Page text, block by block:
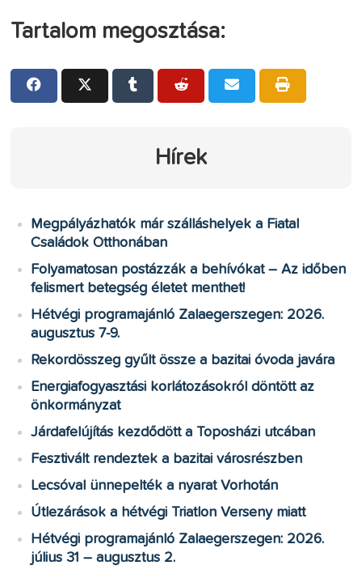
Tartalom megosztása:
Hírek
Megpályázhatók már szálláshelyek a Fiatal
Családok Otthonában
Folyamatosan postázzák a behívókat – Az időben
felismert betegség életet menthet!
Hétvégi programajánló Zalaegerszegen: 2026.
augusztus 7-9.
Rekordösszeg gyűlt össze a bazitai óvoda javára
Energiafogyasztási korlátozásokról döntött az
önkormányzat
Járdafelújítás kezdődött a Toposházi utcában
Fesztivált rendeztek a bazitai városrészben
Lecsóval ünnepelték a nyarat Vorhotán
Útlezárások a hétvégi Triatlon Verseny miatt
Hétvégi programajánló Zalaegerszegen: 2026.
július 31 – augusztus 2.